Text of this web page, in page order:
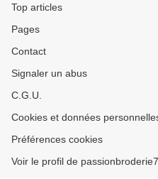
Top articles
Pages
Contact
Signaler un abus
C.G.U.
Cookies et données
Préférences cookies
Voir le profil de